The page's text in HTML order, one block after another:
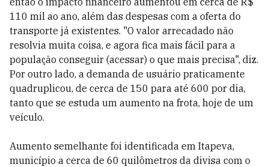
110 mil ao ano, além das despesas com a oferta do
transporte já existentes. "O valor arrecadado não
resolvia muita coisa, e agora fica mais fácil para a
população conseguir (acessar) o que mais precisa", diz.
Por outro lado, a demanda de usuário praticamente
quadruplicou, de cerca de 150 para até 600 por dia,
tanto que se estuda um aumento na frota, hoje de um
veículo.
Aumento semelhante foi identificada em Itapeva,
município a cerca de 60 quilômetros da divisa com o